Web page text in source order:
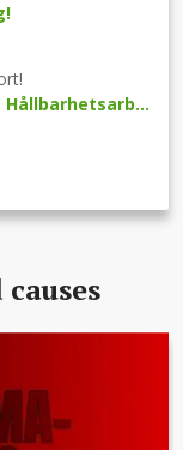
Var med och hjälp HK Malmös sociala Hållbarhetsarbete!